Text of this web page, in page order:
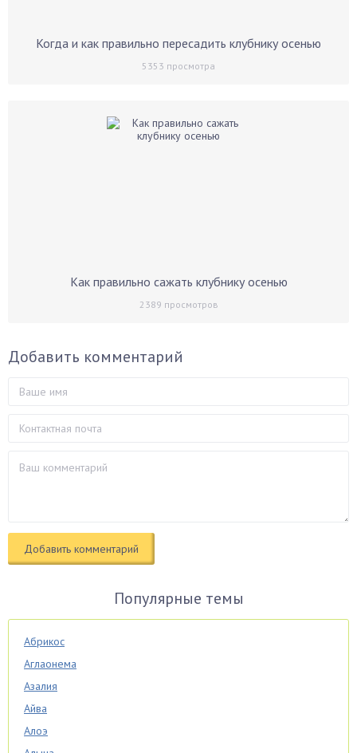
Когда и как правильно пересадить клубнику осенью
5353 просмотра
Как правильно сажать клубнику осенью
2389 просмотров
Добавить комментарий
Популярные темы
Абрикос
Аглаонема
Азалия
Айва
Алоэ